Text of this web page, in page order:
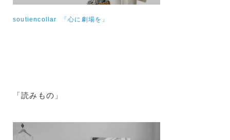
soutiencollar 「心に劇場を」
「読みもの」